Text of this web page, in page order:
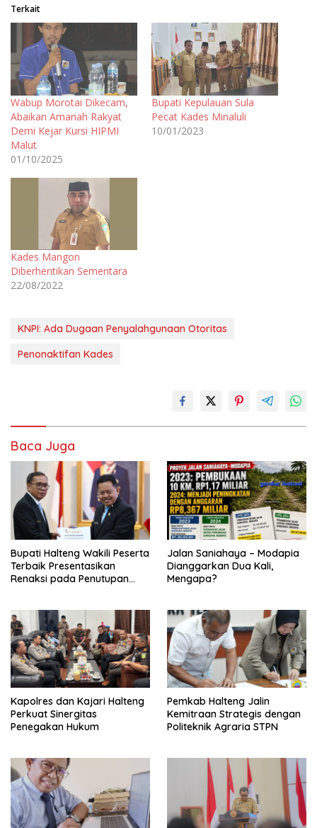
Terkait
Wabup Morotai Dikecam,
Abaikan Amanah Rakyat
Demi Kejar Kursi HIPMI
Malut
01/10/2025
Bupati Kepulauan Sula
Pecat Kades Minaluli
10/01/2023
Kades Mangon
Diberhentikan Sementara
22/08/2022
KNPI: Ada Dugaan Penyalahgunaan Otoritas
Penonaktifan Kades
Baca Juga
Bupati Halteng Wakili Peserta
Terbaik Presentasikan
Renaksi pada Penutupan
Jalan Saniahaya – Modapia
Dianggarkan Dua Kali,
Mengapa?
Kapolres dan Kajari Halteng
Perkuat Sinergitas
Penegakan Hukum
Pemkab Halteng Jalin
Kemitraan Strategis dengan
Politeknik Agraria STPN